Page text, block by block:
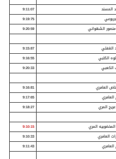
المسند
9:11:07
9:19:75
منصور الشهواني 9:20:59
الغفلي
9:15:87
الكتبي
9:16:55
الكعبي 9:20:33
العامري
9:16:81
9:17:65
المري 9:18:27
المري
9:10:15
العامري
9:10:33
9:11:43